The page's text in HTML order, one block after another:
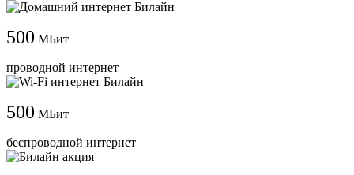
500 МБит
проводной интернет
500 МБит
беспроводной интернет